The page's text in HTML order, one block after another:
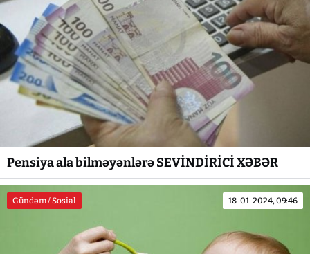
Pensiya ala bilməyənlərə SEVİNDİRİCİ XƏBƏR
Gündəm / Sosial 18-01-2024, 09:46